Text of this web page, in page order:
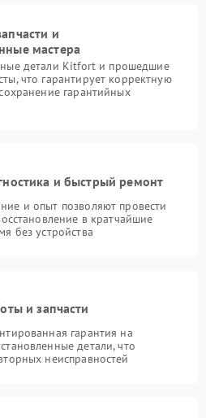
и
мастера
детали Kitfort и прошедшие
что гарантирует корректную
гарантийных
и быстрый ремонт
и опыт позволяют провести
в кратчайшие
без устройства
и запчасти
гарантия на
детали, что
неисправностей